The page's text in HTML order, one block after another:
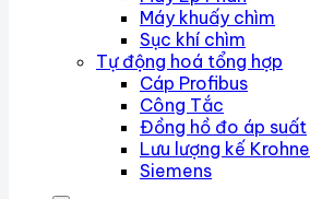
Máy khuấy chìm
Sục khí chìm
Tự động hoá tổng hợp
Cáp Profibus
Công Tắc
Đồng hồ đo áp suất
Lưu lượng kế Krohne
Siemens